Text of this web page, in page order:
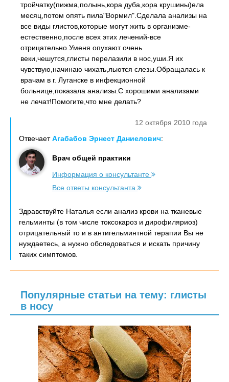
тройчатку(пижма,полынь,кора дуба,кора крушины)ела
месяц,потом опять пила"Вормил".Сделала анализы на
все виды глистов,которые могут жить в организме-
естественно,после всех этих лечений-все
отрицательно.Уменя опухают очень
веки,чешутся,глисты перелазили в нос,уши.Я их
чувствую,начинаю чихать,льются слезы.Обращалась к
врачам в г. Луганске в инфекционной
больнице,показала анализы.С хорошими анализами
не лечат!Помогите,что мне делать?
12 октября 2010 года
ОтвечаетАгабабов Эрнест Даниелович:
Врач общей практики
Информация о консультанте
Все ответы консультанта
Здравствуйте Наталья если анализ крови на тканевые
гельминты (в том числе токсокароз и дирофиляриоз)
отрицательный то и в антигельминтной терапии Вы не
нуждаетесь, а нужно обследоваться и искать причину
таких симптомов.
Популярные статьи на тему: глисты
в носу